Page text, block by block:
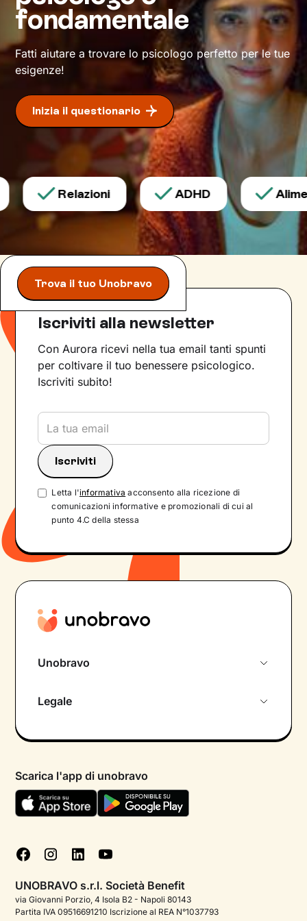
raggiungere un maggiore stato di
benessere.
fondamentale
Fatti aiutare a trovare lo psicologo perfetto per le tue
esigenze!
Inizia il questionario
Relazioni ADHD
Trova il tuo Unobravo
Iscriviti alla newsletter
Con Aurora ricevi nella tua email tanti spunti
per coltivare il tuo benessere psicologico.
Iscriviti subito!
Letta l'informativa acconsento alla ricezione di
comunicazioni informative e promozionali di cui al
punto 4.C della stessa
Unobravo
Psicologo in chat
Aiuto urgente
FAQ
Podcast di psicologia
Legale
Termini e condizioni
Informativa Privacy
Cookie policy
Gestisci cookie
Scarica l'app di unobravo
UNOBRAVO s.r.l. Società Benefit
via Giovanni Porzio, 4 Isola B2 - Napoli 80143
Partita IVA 09516691210 Iscrizione al REA N°1037793